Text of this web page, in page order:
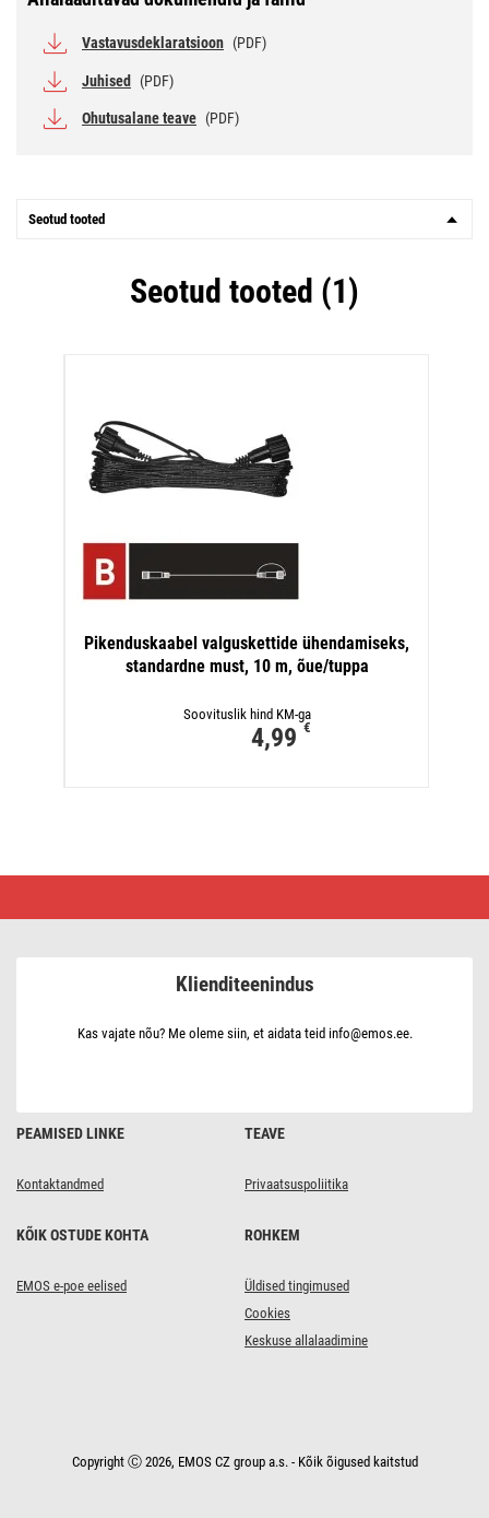
Vastavusdeklaratsioon (PDF)
Juhised (PDF)
Ohutusalane teave (PDF)
Seotud tooted
Seotud tooted (1)
Pikenduskaabel valguskettide ühendamiseks,
standardne must, 10 m, õue/tuppa
Soovituslik hind KM-ga
4,99 €
ühendamiseks,
PEAMISED LINKE
Kontaktandmed
TEAVE
Privaatsuspoliitika
KÕIK OSTUDE KOHTA
EMOS e-poe eelised
ROHKEM
Üldised tingimused
Cookies
Keskuse allalaadimine
Klienditeenindus
Kas vajate nõu? Me oleme siin, et aidata teid info@emos.ee.
Copyright Ⓒ 2026, EMOS CZ group a.s. - Kõik õigused kaitstud